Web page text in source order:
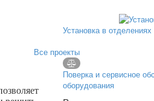
Установка в
Все проекты
Поверка и сервисное
оборудования